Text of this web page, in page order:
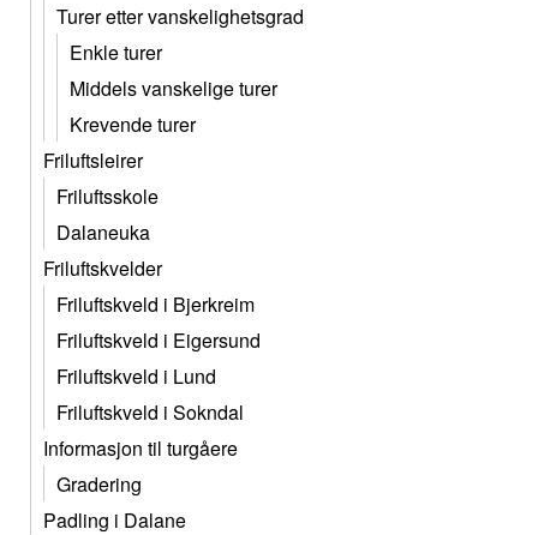
Turer etter vanskelighetsgrad
Enkle turer
Middels vanskelige turer
Krevende turer
Friluftsleirer
Friluftsskole
Dalaneuka
Friluftskvelder
Friluftskveld i Bjerkreim
Friluftskveld i Eigersund
Friluftskveld i Lund
Friluftskveld i Sokndal
Informasjon til turgåere
Gradering
Padling i Dalane